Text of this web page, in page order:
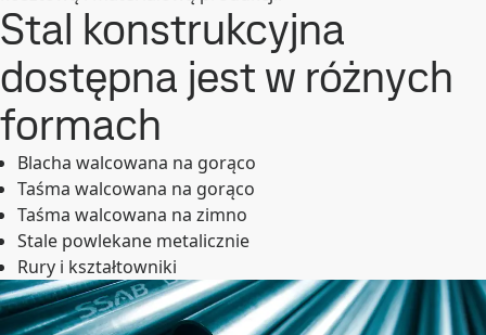
Stal konstrukcyjna
dostępna jest w różnych
formach
Blacha walcowana na gorąco
Taśma walcowana na gorąco
Taśma walcowana na zimno
Stale powlekane metalicznie
Rury i kształtowniki